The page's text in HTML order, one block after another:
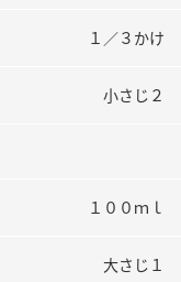
１／３かけ
小さじ２
１００ｍｌ
大さじ１